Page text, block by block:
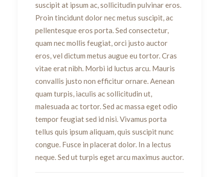
suscipit at ipsum ac, sollicitudin pulvinar eros.
Proin tincidunt dolor nec metus suscipit, ac
pellentesque eros porta. Sed consectetur,
quam nec mollis feugiat, orci justo auctor
eros, vel dictum metus augue eu tortor. Cras
vitae erat nibh. Morbi id luctus arcu. Mauris
convallis justo non efficitur ornare. Aenean
quam turpis, iaculis ac sollicitudin ut,
malesuada ac tortor. Sed ac massa eget odio
tempor feugiat sed id nisi. Vivamus porta
tellus quis ipsum aliquam, quis suscipit nunc
congue. Fusce in placerat dolor. In a lectus
neque. Sed ut turpis eget arcu maximus auctor.